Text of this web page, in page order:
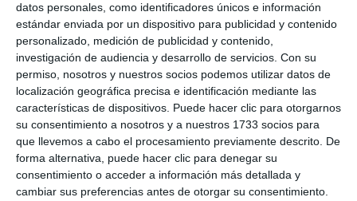
datos personales, como identificadores únicos e información
estándar enviada por un dispositivo para publicidad y contenido
personalizado, medición de publicidad y contenido,
investigación de audiencia y desarrollo de servicios. Con su
permiso, nosotros y nuestros socios podemos utilizar datos de
localización geográfica precisa e identificación mediante las
características de dispositivos. Puede hacer clic para otorgarnos
su consentimiento a nosotros y a nuestros 1733 socios para
que llevemos a cabo el procesamiento previamente descrito. De
forma alternativa, puede hacer clic para denegar su
consentimiento o acceder a información más detallada y
cambiar sus preferencias antes de otorgar su consentimiento.